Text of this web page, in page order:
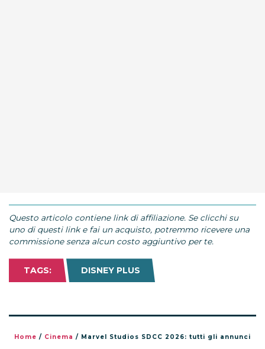
Questo articolo contiene link di affiliazione. Se clicchi su
uno di questi link e fai un acquisto, potremmo ricevere una
commissione senza alcun costo aggiuntivo per te.
TAGS: DISNEY PLUS
Home / Cinema / Marvel Studios SDCC 2026: tutti gli annunci